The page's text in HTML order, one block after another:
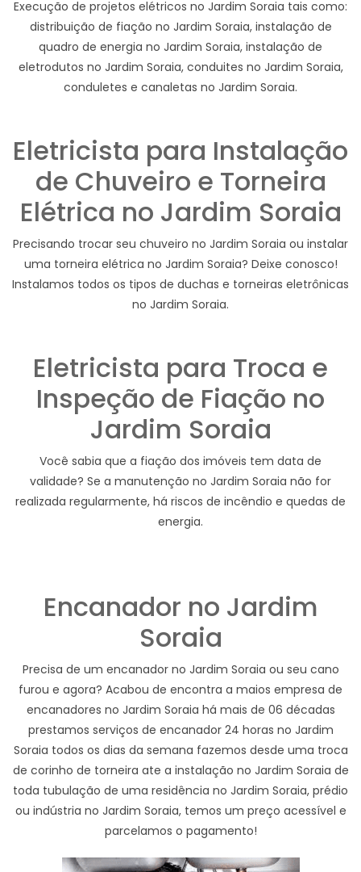
Execução de projetos elétricos no Jardim Soraia tais como:
distribuição de fiação no Jardim Soraia, instalação de
quadro de energia no Jardim Soraia, instalação de
eletrodutos no Jardim Soraia, conduites no Jardim Soraia,
conduletes e canaletas no Jardim Soraia.
Eletricista para Instalação
de Chuveiro e Torneira
Elétrica no Jardim Soraia
Precisando trocar seu chuveiro no Jardim Soraia ou instalar
uma torneira elétrica no Jardim Soraia? Deixe conosco!
Instalamos todos os tipos de duchas e torneiras eletrônicas
no Jardim Soraia.
Eletricista para Troca e
Inspeção de Fiação no
Jardim Soraia
Você sabia que a fiação dos imóveis tem data de
validade? Se a manutenção no Jardim Soraia não for
realizada regularmente, há riscos de incêndio e quedas de
energia.
Encanador no Jardim
Soraia
Precisa de um encanador no Jardim Soraia ou seu cano
furou e agora? Acabou de encontra a maios empresa de
encanadores no Jardim Soraia há mais de 06 décadas
prestamos serviços de encanador 24 horas no Jardim
Soraia todos os dias da semana fazemos desde uma troca
de corinho de torneira ate a instalação no Jardim Soraia de
toda tubulação de uma residência no Jardim Soraia, prédio
ou indústria no Jardim Soraia, temos um preço acessível e
parcelamos o pagamento!